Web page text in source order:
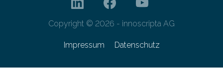
Copyright © 2026 - innoscripta AG
Impressum Datenschutz